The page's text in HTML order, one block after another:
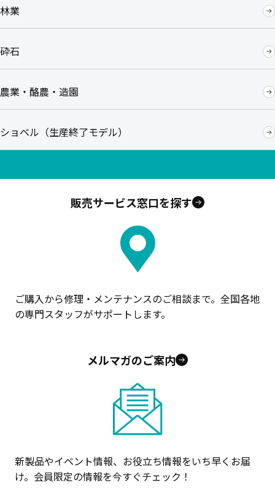
林業
砕石
農業・酪農・造園
ショベル（生産終了モデル）
販売サービス窓口を探す
ご購入から修理・メンテナンスのご相談まで。全国各地
の専門スタッフがサポートします。
メルマガのご案内
新製品やイベント情報、お役立ち情報をいち早くお届
け。会員限定の情報を今すぐチェック！